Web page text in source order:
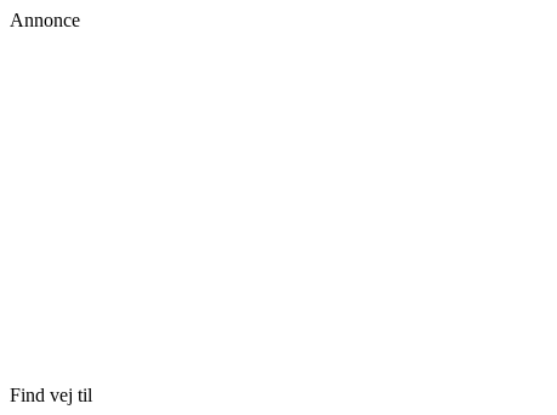
Annonce
Find vej til